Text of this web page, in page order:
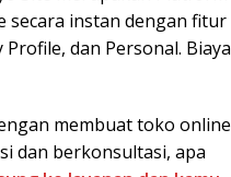
secara instan dengan fitur
dan Personal. Biaya
membuat toko online
dan berkonsultasi, apa